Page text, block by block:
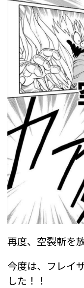
再度、空裂斬を
今度は、フレイ
した！！